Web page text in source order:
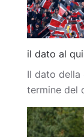
il dato al
Il dato della
termine del